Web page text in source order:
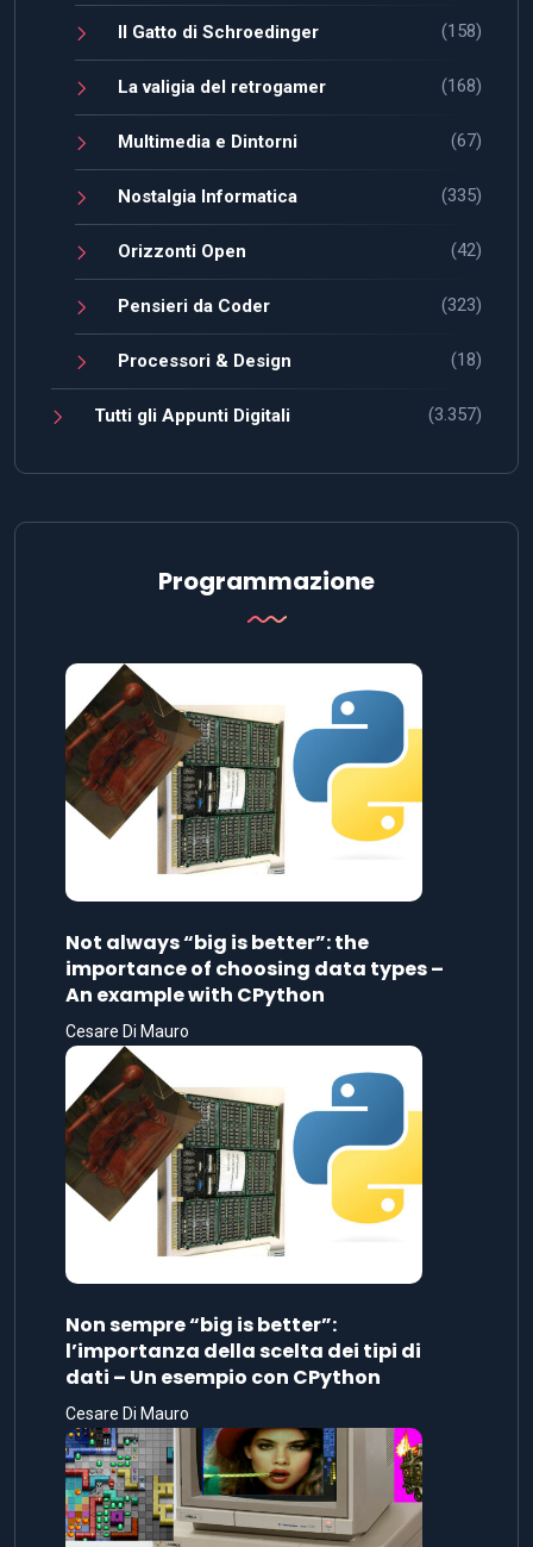
Il Gatto di Schroedinger (158)
La valigia del retrogamer (168)
Multimedia e Dintorni (67)
Nostalgia Informatica (335)
Orizzonti Open (42)
Pensieri da Coder (323)
Processori & Design (18)
Tutti gli Appunti Digitali (3.357)
Programmazione
Not always “big is better”: the
importance of choosing data types –
An example with CPython
Cesare Di Mauro
Non sempre “big is better”:
l’importanza della scelta dei tipi di
dati – Un esempio con CPython
Cesare Di Mauro